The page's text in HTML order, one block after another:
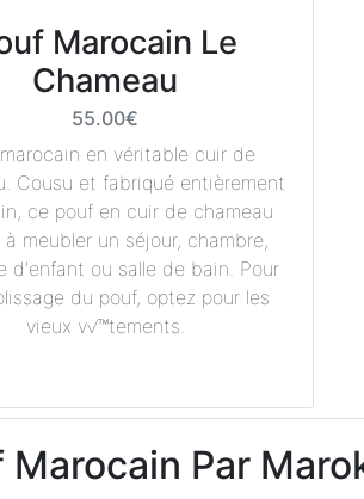
Marocain Le
Chameau
55.00€
en véritable cuir de
Cousu et fabriqué entièrement
ce pouf en cuir de chameau
à meubler un séjour, chambre,
d'enfant ou salle de bain. Pour
du pouf, optez pour les
vieux v√™tements.
Marocain Par